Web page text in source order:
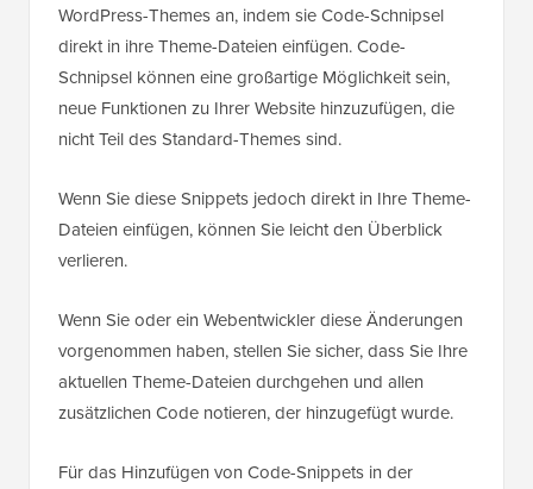
WordPress-Themes an, indem sie Code-Schnipsel
direkt in ihre Theme-Dateien einfügen. Code-
Schnipsel können eine großartige Möglichkeit sein,
neue Funktionen zu Ihrer Website hinzuzufügen, die
nicht Teil des Standard-Themes sind.
Wenn Sie diese Snippets jedoch direkt in Ihre Theme-
Dateien einfügen, können Sie leicht den Überblick
verlieren.
Wenn Sie oder ein Webentwickler diese Änderungen
vorgenommen haben, stellen Sie sicher, dass Sie Ihre
aktuellen Theme-Dateien durchgehen und allen
zusätzlichen Code notieren, der hinzugefügt wurde.
Für das Hinzufügen von Code-Snippets in der